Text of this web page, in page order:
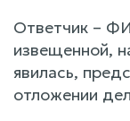
Ответчик –
извещенной,
явилась,
отложении